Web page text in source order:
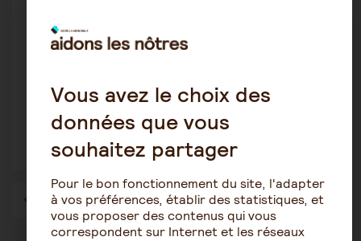
Danièle
23 avril 2020 14:25
1322
1 … 45 46 47 48 49 50 51 … 57
Vous avez le choix des
données que vous
souhaitez partager
Pour le bon fonctionnement du site, l'adapter
à vos préférences, établir des statistiques, et
vous proposer des contenus qui vous
correspondent sur Internet et les réseaux